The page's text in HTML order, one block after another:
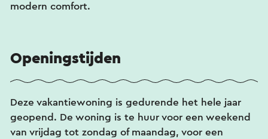
modern comfort.
Openingstijden
Deze vakantiewoning is gedurende het hele jaar
geopend. De woning is te huur voor een weekend
van vrijdag tot zondag of maandag, voor een